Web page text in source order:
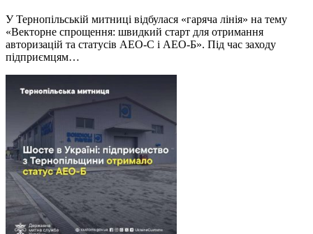
У Тернопільській митниці відбулася «гаряча лінія» на тему
«Векторне спрощення: швидкий старт для отримання
авторизацій та статусів АЕО-С і АЕО-Б». Під час заходу
підприємцям…